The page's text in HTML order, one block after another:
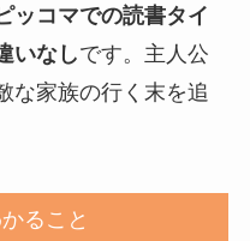
ッコマでの読書タイ
いなしです。主人公
な家族の行く末を追
ること